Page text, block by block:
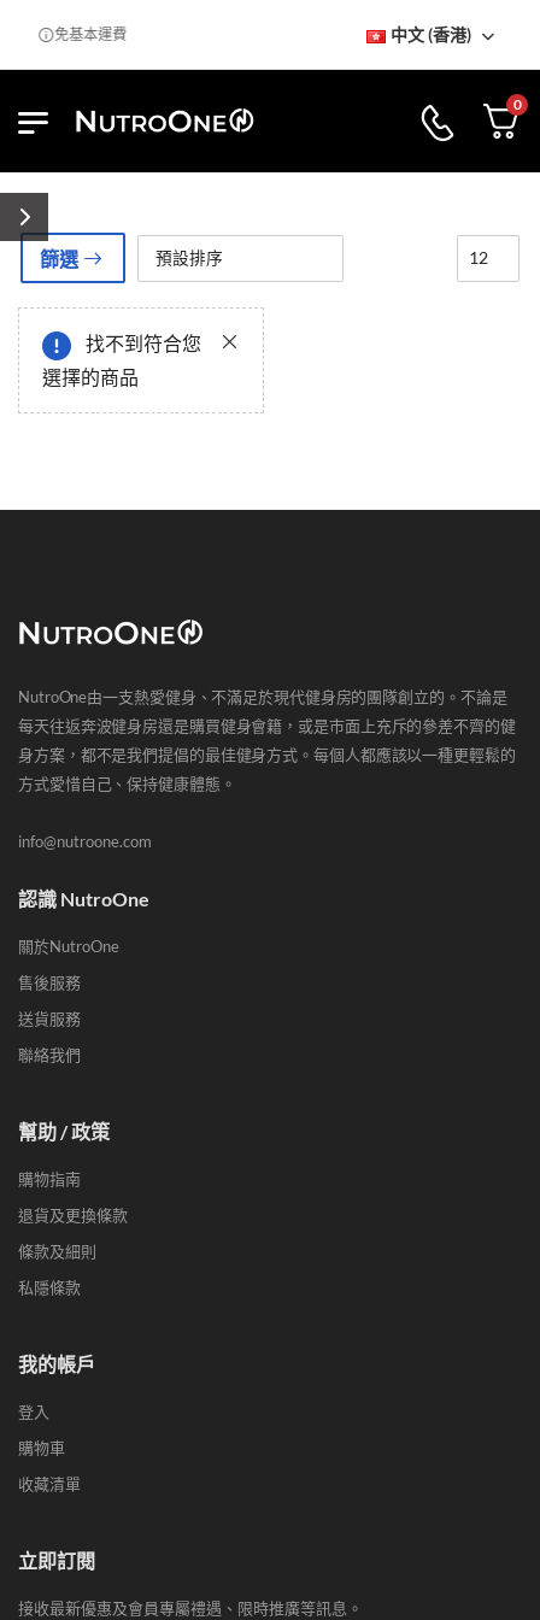
免基本運費 中文 (香港)
0
篩選
找不到符合您
選擇的商品
NutroOne由一支熱愛健身、不滿足於現代健身房的團隊創立的。不論是
每天往返奔波健身房還是購買健身會籍，或是市面上充斥的參差不齊的健
身方案，都不是我們提倡的最佳健身方式。每個人都應該以一種更輕鬆的
方式愛惜自己、保持健康體態。
info@nutroone.com
認識 NutroOne
關於NutroOne
售後服務
送貨服務
聯絡我們
幫助 / 政策
購物指南
退貨及更換條款
條款及細則
私隱條款
我的帳戶
登入
購物車
收藏清單
立即訂閱
接收最新優惠及會員專屬禮遇、限時推廣等訊息。